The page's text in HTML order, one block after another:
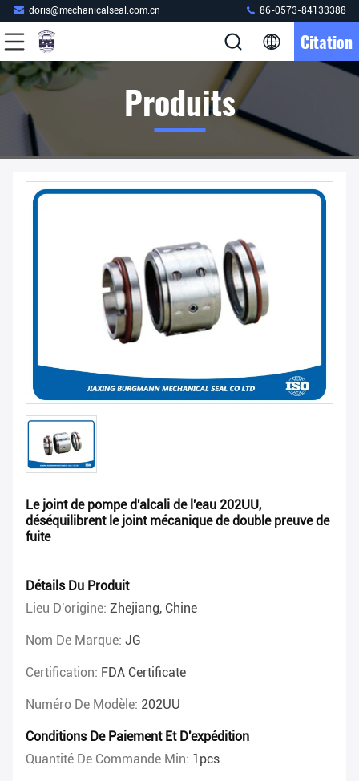
doris@mechanicalseal.com.cn 86-0573-84133388
Citation
Produits
Le joint de pompe d'alcali de l'eau 202UU,
déséquilibrent le joint mécanique de double preuve de
fuite
Détails Du Produit
Lieu D'origine: Zhejiang, Chine
Nom De Marque: JG
Certification: FDA Certificate
Numéro De Modèle: 202UU
Conditions De Paiement Et D'expédition
Quantité De Commande Min: 1pcs